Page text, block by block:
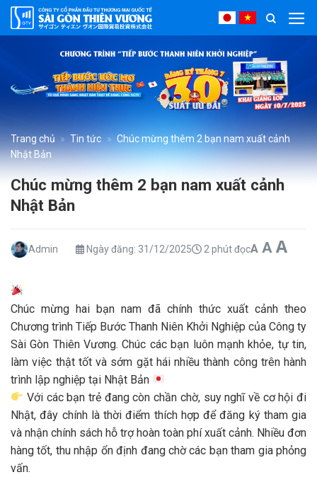
Bỏ
qua
Trang chủ » Tin tức » Chúc mừng thêm 2 bạn nam xuất cảnh
Nhật Bản
Chúc mừng thêm 2 bạn nam xuất cảnh
Nhật Bản
Admin Ngày đăng: 31/12/2025 2 phút đọcA A A
Chúc mừng hai bạn nam đã chính thức xuất cảnh theo
Chương trình Tiếp Bước Thanh Niên Khởi Nghiệp của Công ty
Sài Gòn Thiên Vương. Chúc các bạn luôn mạnh khỏe, tự tin,
làm việc thật tốt và sớm gặt hái nhiều thành công trên hành
trình lập nghiệp tại Nhật Bản
Với các bạn trẻ đang còn chần chờ, suy nghĩ về cơ hội đi
Nhật, đây chính là thời điểm thích hợp để đăng ký tham gia
và nhận chính sách hỗ trợ hoàn toàn phí xuất cảnh. Nhiều đơn
hàng tốt, thu nhập ổn định đang chờ các bạn tham gia phỏng
vấn.